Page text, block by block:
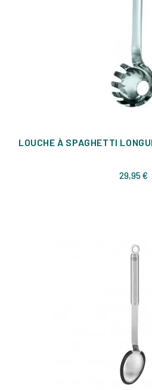
LOUCHE À SPAGHETTI
29,95 €